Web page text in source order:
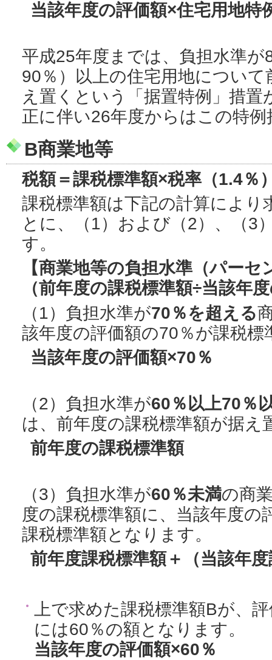
当該年度の評価額×住宅用地特
平成25年度までは、負担水準
90％）以上の住宅用地につい
え置くという「据置特例」措
正に伴い26年度からはこの特
B商業地等
税額＝課税標準額×税率（1.4％
課税標準額は下記の計算により
とに、（1）および（2）、（3
す。
【商業地等の負担水準（パーセ
（前年度の課税標準額÷当該年
（1）負担水準が70％を超える
該年度の評価額の70％が課税標
当該年度の評価額×70％
（2）負担水準が60％以上70％
は、前年度の課税標準額が据え
前年度の課税標準額
（3）負担水準が60％未満の商
度の課税標準額に、当該年度の
課税標準額となります。
前年度課税標準額＋（当該年
上で求めた課税標準額Bが、
には60％の額となります。
当該年度の評価額×60％